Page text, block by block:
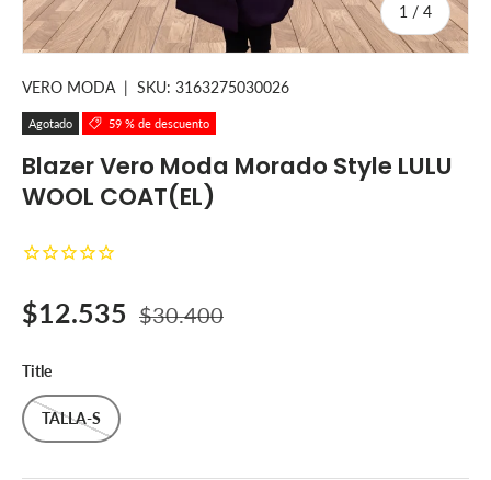
1 / de
4
VERO MODA | SKU: 3163275030026
Agotado 59 % de descuento
Blazer Vero Moda Morado Style LULU
WOOL COAT(EL)
Precio de venta
$12.535 Precio normal
$30.400
Title
TALLA-S